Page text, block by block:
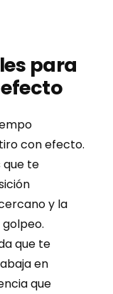
para
con efecto.
que te
y la
que te
en
que